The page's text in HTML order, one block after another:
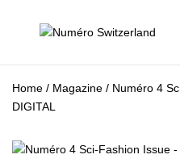
Home / Magazine / Numéro 4
DIGITAL